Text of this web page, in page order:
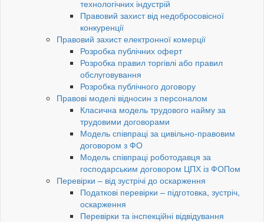
технологічних індустрій
Правовий захист від недобросовісної
конкуренції
Правовий захист електронної комерції
Розробка публічних оферт
Розробка правил торгівлі або правил
обслуговування
Розробка публічного договору
Правові моделі відносин з персоналом
Класична модель трудового найму за
трудовими договорами
Модель співпраці за цивільно-правовим
договором з ФО
Модель співпраці роботодавця за
господарським договором ЦПХ із ФОПом
Перевірки – від зустрічі до оскарження
Податкові перевірки – підготовка, зустріч,
оскарження
Перевірки та інспекційні відвідування